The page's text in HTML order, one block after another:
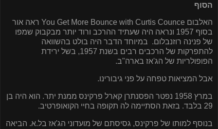
הסוף
האלבום You Get More Bounce with Curtis Counce ראה אור
בסוף 1957 ונראה היה שעתיד ההרכב ורוד יותר מבקבוק שמפו
של פנינה רוזנבלום. במיוחד הדבר היה בולט בהשוואה
להתפרקות של הרכבים רבים בשנת 1957, בשל ירידת
הפופולריות של הג'אז בארה"ב.
אבל המציאות טפחה על פני גיבורינו.
במרץ 1958 נפטר הפסנתרן קארל פרקינס ממנת יתר. הוא היה בן
29 בלבד. בזאת הסתיימה לה תקופה בחיי הקואופרטיב.
בנוסף למותו של פרקינס, גסיסתם של מועדוני הג'אז בל.א. הביאה